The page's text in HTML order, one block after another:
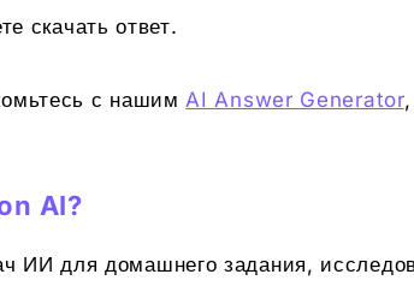
скачать ответ.
с нашимAI Answer Generator,
AI?
ИИ для домашнего задания,